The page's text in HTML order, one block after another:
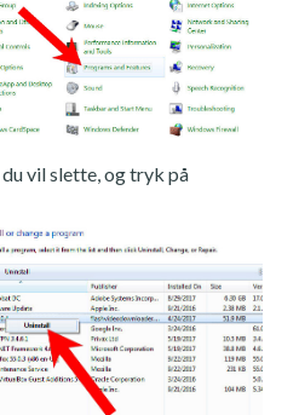
vil slette, og tryk på